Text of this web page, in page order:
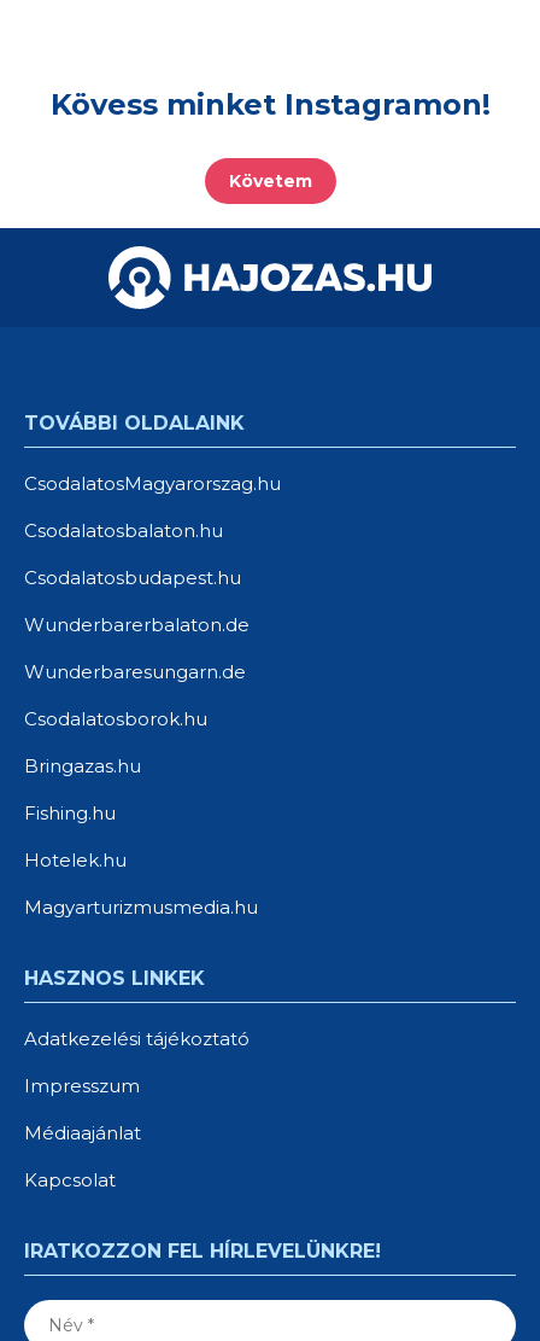
Kövess minket Instagramon!
Követem
TOVÁBBI OLDALAINK
CsodalatosMagyarorszag.hu
Csodalatosbalaton.hu
Csodalatosbudapest.hu
Wunderbarerbalaton.de
Wunderbaresungarn.de
Csodalatosborok.hu
Bringazas.hu
Fishing.hu
Hotelek.hu
Magyarturizmusmedia.hu
HASZNOS LINKEK
Adatkezelési tájékoztató
Impresszum
Médiaajánlat
Kapcsolat
IRATKOZZON FEL HÍRLEVELÜNKRE!